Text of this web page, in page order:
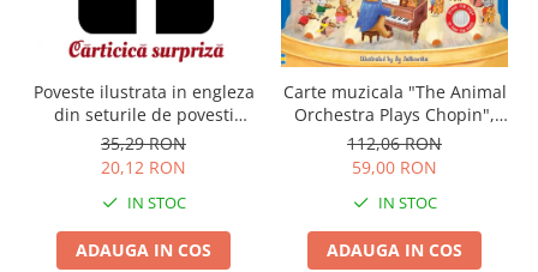
Poveste ilustrata in engleza
din seturile de povesti
Usborne
35,29 RON
20,12 RON
IN STOC
ADAUGA IN COS
Carte muzicala "The Animal
Orchestra Plays Chopin",
cartonata, Usborne
112,06 RON
59,00 RON
IN STOC
ADAUGA IN COS